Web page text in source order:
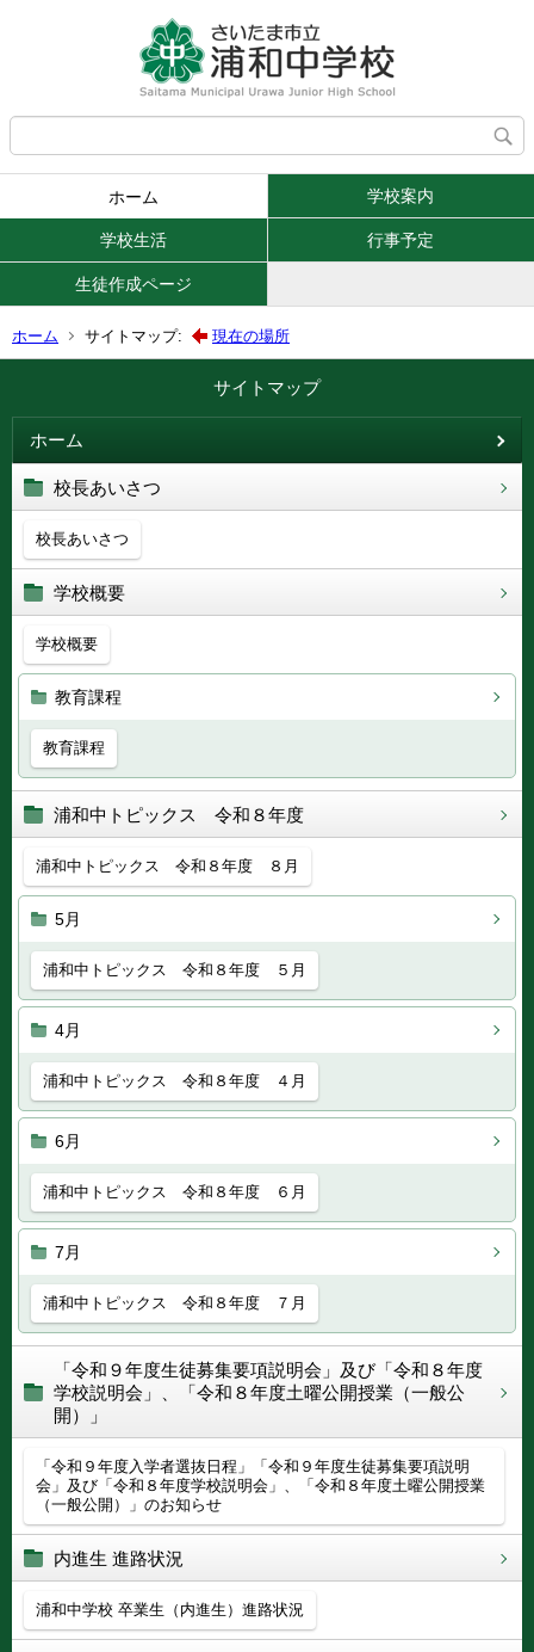
ホーム 学校案内
学校生活 行事予定
生徒作成ページ
ホーム サイトマップ: 現在の場所
サイトマップ
ホーム
校長あいさつ
校長あいさつ
学校概要
学校概要
教育課程
教育課程
浦和中トピックス 令和８年度
浦和中トピックス 令和８年度 ８月
5月
浦和中トピックス 令和８年度 ５月
4月
浦和中トピックス 令和８年度 ４月
6月
浦和中トピックス 令和８年度 ６月
7月
浦和中トピックス 令和８年度 ７月
「令和９年度生徒募集要項説明会」及び「令和８年度
学校説明会」、「令和８年度土曜公開授業（一般公
開）」
「令和９年度入学者選抜日程」「令和９年度生徒募集要項説明
会」及び「令和８年度学校説明会」、「令和８年度土曜公開授業
（一般公開）」のお知らせ
内進生 進路状況
浦和中学校 卒業生（内進生）進路状況